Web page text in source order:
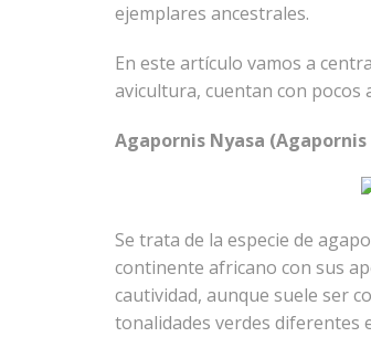
ejemplares ancestrales.
En este artículo vamos a
avicultura, cuentan con pocos
Agapornis Nyasa
Se trata de la especie de
continente africano con sus
cautividad, aunque suele ser
tonalidades verdes diferentes